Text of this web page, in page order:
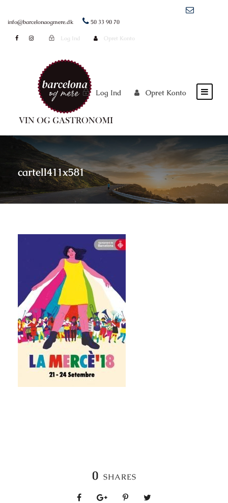
info@barcelonaogmere.dk 50 33 90 70
Log Ind Opret Konto
Log Ind Opret Konto
cartell411x581
0 SHARES